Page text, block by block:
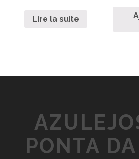
Lire la suite
PONTA